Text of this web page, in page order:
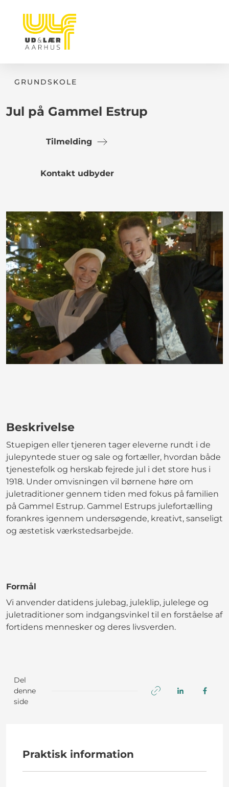
GRUNDSKOLE
Jul på Gammel Estrup
Tilmelding
Kontakt udbyder
Beskrivelse
Stuepigen eller tjeneren tager eleverne rundt i de
julepyntede stuer og sale og fortæller, hvordan både
tjenestefolk og herskab fejrede jul i det store hus i
1918. Under omvisningen vil børnene høre om
juletraditioner gennem tiden med fokus på familien
på Gammel Estrup. Gammel Estrups julefortælling
forankres igennem undersøgende, kreativt, sanseligt
og æstetisk værkstedsarbejde.
Formål
Vi anvender datidens julebag, juleklip, julelege og
juletraditioner som indgangsvinkel til en forståelse af
fortidens mennesker og deres livsverden.
Del
denne
side
Praktisk information